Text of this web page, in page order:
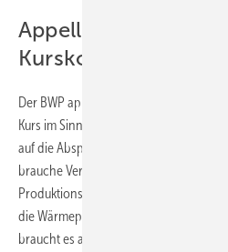
Appell an die
Kurskorrektur
Der BWP appelliert dementsprechend
Kurs im Sinne der Planungs- und
auf die Absprachen im
brauche Verlässlichkeit, um weiter zu
Produktionskapazitäten, Fachkräfte
die Wärmepumpe ist gesellschaftlich
braucht es auch die passenden